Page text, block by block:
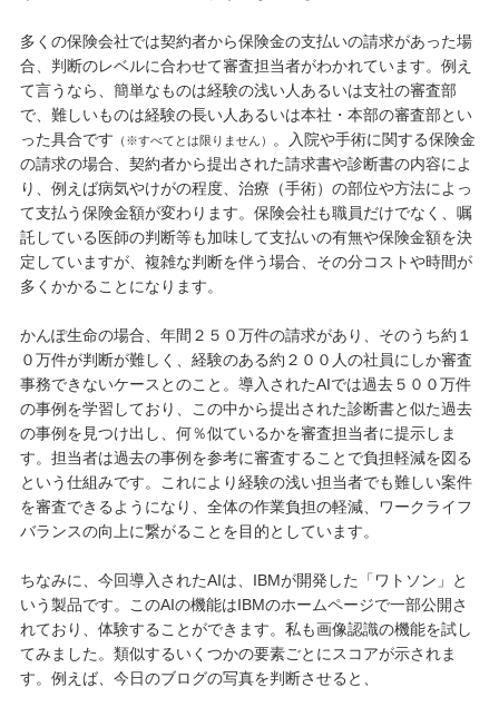
多くの保険会社では契約者から保険金の支払いの請求があった場
合、判断のレベルに合わせて審査担当者がわかれています。例え
て言うなら、簡単なものは経験の浅い人あるいは支社の審査部
で、難しいものは経験の長い人あるいは本社・本部の審査部とい
った具合です （※すべてとは限りません）
。入院や手術に関する保険金
の請求の場合、契約者から提出された請求書や診断書の内容によ
り、例えば病気やけがの程度、治療（手術）の部位や方法によっ
て支払う保険金額が変わります。保険会社も職員だけでなく、嘱
託している医師の判断等も加味して支払いの有無や保険金額を決
定していますが、複雑な判断を伴う場合、その分コストや時間が
多くかかることになります。
かんぽ生命の場合、年間２５０万件の請求があり、そのうち約１
０万件が判断が難しく、経験のある約２００人の社員にしか審査
事務できないケースとのこと。導入されたAIでは過去５００万件
の事例を学習しており、この中から提出された診断書と似た過去
の事例を見つけ出し、何％似ているかを審査担当者に提示しま
す。担当者は過去の事例を参考に審査することで負担軽減を図る
という仕組みです。これにより経験の浅い担当者でも難しい案件
を審査できるようになり、全体の作業負担の軽減、ワークライフ
バランスの向上に繋がることを目的としています。
ちなみに、今回導入されたAIは、IBMが開発した「ワトソン」と
いう製品です。このAIの機能はIBMのホームページで一部公開さ
れており、体験することができます。私も画像認識の機能を試し
てみました。類似するいくつかの要素ごとにスコアが示されま
す。例えば、今日のブログの写真を判断させると、